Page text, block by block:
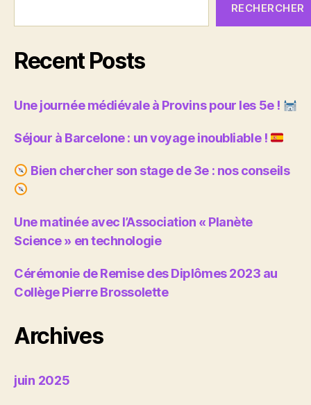
RECHERCHER
Recent Posts
Une journée médiévale à Provins pour les 5e !
Séjour à Barcelone : un voyage inoubliable !
Bien chercher son stage de 3e : nos conseils
Une matinée avec l’Association « Planète
Science » en technologie
Cérémonie de Remise des Diplômes 2023 au
Collège Pierre Brossolette
Archives
juin 2025